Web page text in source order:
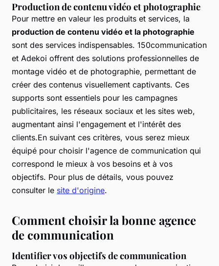
Production de contenu vidéo et photographie
Pour mettre en valeur les produits et services, la
production de contenu vidéo et la photographie
sont des services indispensables. 150communication
et Adekoi offrent des solutions professionnelles de
montage vidéo et de photographie, permettant de
créer des contenus visuellement captivants. Ces
supports sont essentiels pour les campagnes
publicitaires, les réseaux sociaux et les sites web,
augmentant ainsi l'engagement et l'intérêt des
clients.En suivant ces critères, vous serez mieux
équipé pour choisir l'agence de communication qui
correspond le mieux à vos besoins et à vos
objectifs. Pour plus de détails, vous pouvez
consulter le site d'origine.
Comment choisir la bonne agence
de communication
Identifier vos objectifs de communication